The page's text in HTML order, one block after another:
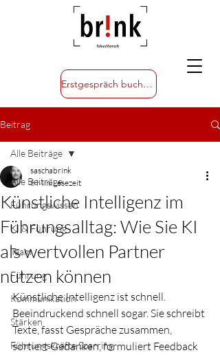
Erstgespräch buchen
Beitrag
Alle Beiträge
Führungswissen
KI & Führung
Team
Führung
Kommunikation
Stärken
Führungskräfte Sparring
Alle Beiträge
Künstliche Intelligenz im
Führungsalltag: Wie Sie KI
als wertvollen Partner
nutzen können
saschabrink
6 Min. Lesezeit
Künstliche Intelligenz ist schnell.
Beeindruckend schnell sogar. Sie schreibt
Texte, fasst Gespräche zusammen,
sortiert Gedanken, formuliert Feedback